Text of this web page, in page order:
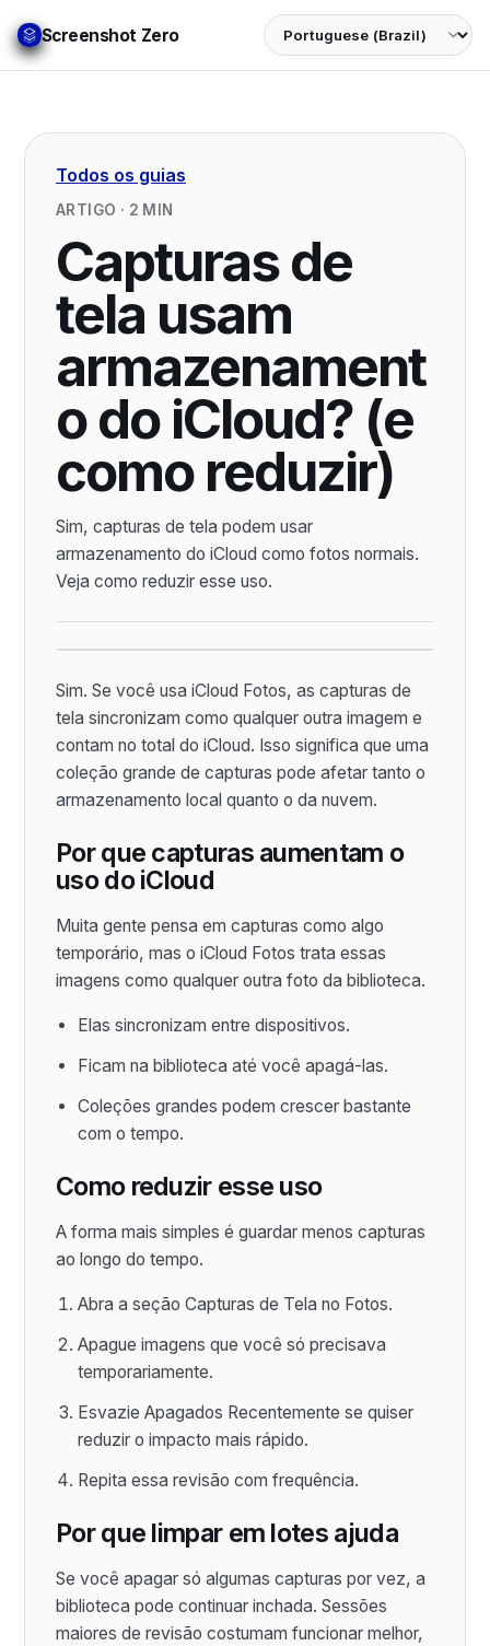
Screenshot Zero Language
Todos os guias
ARTIGO · 2 MIN
Capturas de
tela usam
armazenament
o do iCloud? (e
como reduzir)
Sim, capturas de tela podem usar
armazenamento do iCloud como fotos normais.
Veja como reduzir esse uso.
Sim. Se você usa iCloud Fotos, as capturas de
tela sincronizam como qualquer outra imagem e
contam no total do iCloud. Isso significa que uma
coleção grande de capturas pode afetar tanto o
armazenamento local quanto o da nuvem.
Por que capturas aumentam o
uso do iCloud
Muita gente pensa em capturas como algo
temporário, mas o iCloud Fotos trata essas
imagens como qualquer outra foto da biblioteca.
Elas sincronizam entre dispositivos.
Ficam na biblioteca até você apagá-las.
Coleções grandes podem crescer bastante
com o tempo.
Como reduzir esse uso
A forma mais simples é guardar menos capturas
ao longo do tempo.
Abra a seção Capturas de Tela no Fotos.
Apague imagens que você só precisava
temporariamente.
Esvazie Apagados Recentemente se quiser
reduzir o impacto mais rápido.
Repita essa revisão com frequência.
Por que limpar em lotes ajuda
Se você apagar só algumas capturas por vez, a
biblioteca pode continuar inchada. Sessões
maiores de revisão costumam funcionar melhor,